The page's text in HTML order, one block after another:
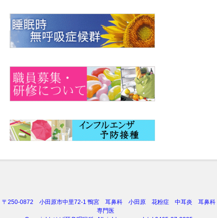
〒250-0872 小田原市中里72-1 鴨宮 耳鼻科 小田原 花粉症 中耳炎 耳鼻科
専門医